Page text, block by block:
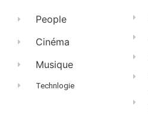
People
Cinéma
Musique
Technlogie